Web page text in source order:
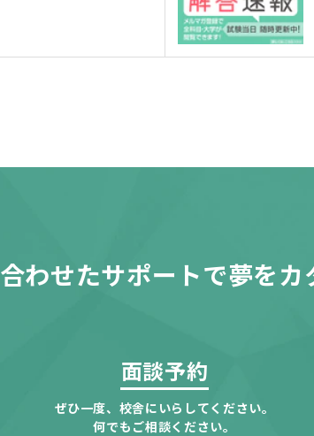
わせたサポートで夢をカ
面談予約
ぜひ一度、校舎にいらしてください。
何でもご相談ください。